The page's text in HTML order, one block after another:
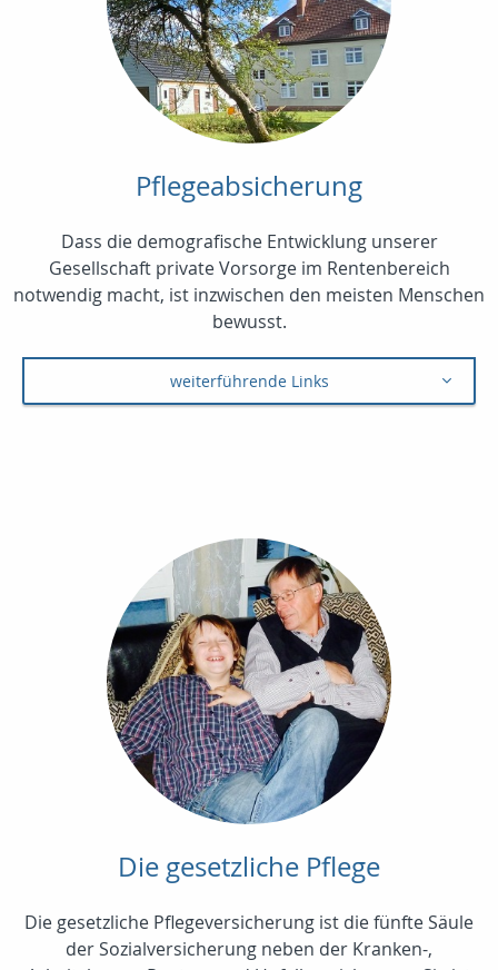
Pflegeabsicherung
Dass die demografische Entwicklung unserer
Gesellschaft private Vorsorge im Rentenbereich
notwendig macht, ist inzwischen den meisten Menschen
bewusst.
weiterführende Links
Die gesetzliche Pflege
Die gesetzliche Pflegeversicherung ist die fünfte Säule
der Sozialversicherung neben der Kranken-,